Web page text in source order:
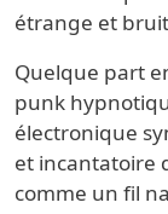
étrange et
Quelque part
punk
électronique
et incantatoire
comme un fil